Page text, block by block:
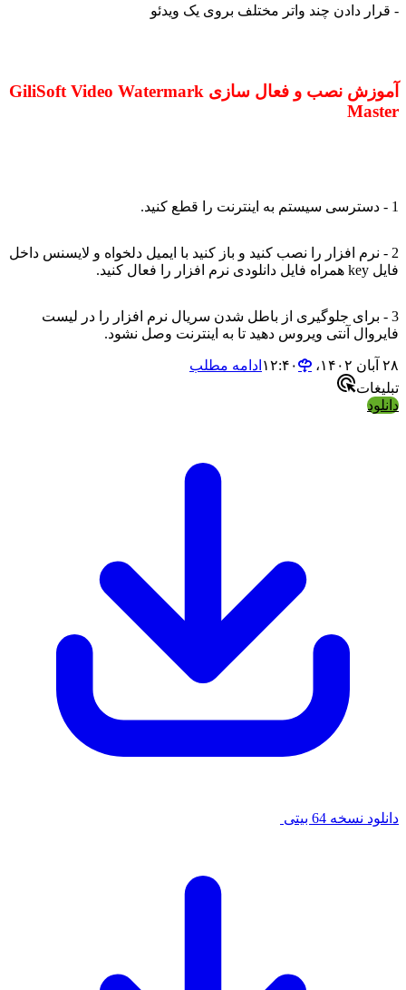
- قرار دادن چند واتر مختلف بروی یک ویدئو
آموزش نصب و فعال سازی GiliSoft Video Watermark
Master
1 - دسترسی سیستم به اینترنت را قطع کنید.
2 - نرم افزار را نصب کنید و باز کنید با ایمیل دلخواه و لایسنس داخل
فایل key همراه فایل دانلودی نرم افزار را فعال کنید.
3 - برای جلوگیری از باطل شدن سریال نرم افزار را در لیست
فایروال آنتی ویروس دهید تا به اینترنت وصل نشود.
۲۸ آبان ۱۴۰۲،‏ ۱۲:۴۰
ادامه مطلب
تبلیغات
دانلود
دانلود نسخه 64 بیتی